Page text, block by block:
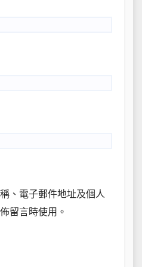
、電子郵件地址及個人
留言時使用。